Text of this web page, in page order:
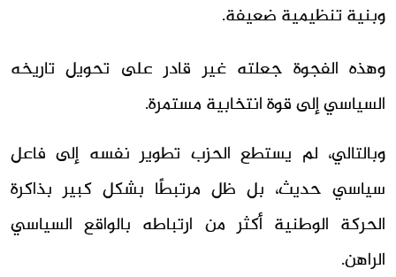
وبنية تنظيمية ضعيفة.
وهذه الفجوة جعلته غير قادر على تحويل تاريخه
السياسي إلى قوة انتخابية مستمرة.
وبالتالي، لم يستطع الحزب تطوير نفسه إلى فاعل
سياسي حديث، بل ظل مرتبطًا بشكل كبير بذاكرة
الحركة الوطنية أكثر من ارتباطه بالواقع السياسي
الراهن.